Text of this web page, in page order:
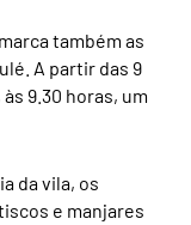
também as
A partir das 9
9.30 horas, um
da vila, os
e manjares